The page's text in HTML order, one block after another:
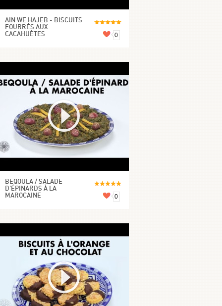
AIN WE HAJEB - BISCUITS
FOURRÉS AUX
CACAHUÈTES
0
BEQOULA / SALADE
D'ÉPINARDS À LA
MAROCAINE
0